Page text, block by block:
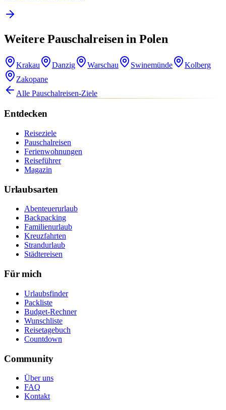
Weitere Pauschalreisen in Polen
Krakau Danzig Warschau Swinemünde
Kolberg
Zakopane
Alle Pauschalreisen-Ziele
Entdecken
Reiseziele
Pauschalreisen
Ferienwohnungen
Reiseführer
Magazin
Urlaubsarten
Abenteuerurlaub
Backpacking
Familienurlaub
Kreuzfahrten
Strandurlaub
Städtereisen
Für mich
Urlaubsfinder
Packliste
Budget-Rechner
Wunschliste
Reisetagebuch
Countdown
Community
Über uns
FAQ
Kontakt